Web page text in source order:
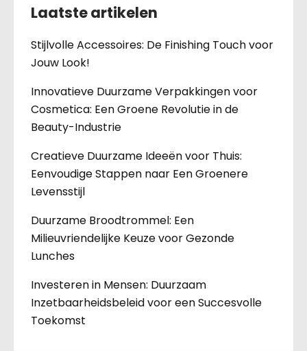
Laatste artikelen
Stijlvolle Accessoires: De Finishing Touch voor
Jouw Look!
Innovatieve Duurzame Verpakkingen voor
Cosmetica: Een Groene Revolutie in de
Beauty-Industrie
Creatieve Duurzame Ideeën voor Thuis:
Eenvoudige Stappen naar Een Groenere
Levensstijl
Duurzame Broodtrommel: Een
Milieuvriendelijke Keuze voor Gezonde
Lunches
Investeren in Mensen: Duurzaam
Inzetbaarheidsbeleid voor een Succesvolle
Toekomst